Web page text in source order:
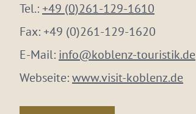
Tel.:+49 (0)261-129-1610
Fax:+49 (0)261-129-1620
E-Mail: info@koblenz-touristik.de
Webseite:www.visit-koblenz.de